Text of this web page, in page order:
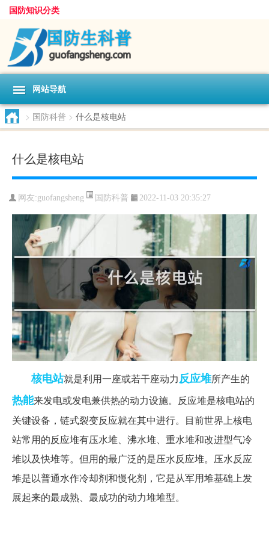
国防知识分类
网站导航
> 国防科普 > 什么是核电站
什么是核电站
网友:guofangsheng 国防科普 2022-11-03 20:35:27
核电站就是利用一座或若干座动力反应堆所产生的
热能来发电或发电兼供热的动力设施。反应堆是核电站的
关键设备，链式裂变反应就在其中进行。目前世界上核电
站常用的反应堆有压水堆、沸水堆、重水堆和改进型气冷
堆以及快堆等。但用的最广泛的是压水反应堆。压水反应
堆是以普通水作冷却剂和慢化剂，它是从军用堆基础上发
展起来的最成熟、最成功的动力堆堆型。